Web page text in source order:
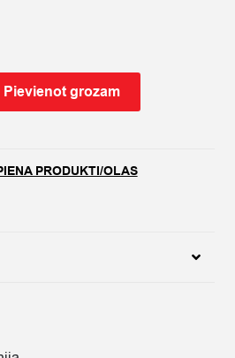
Pievienot grozam
PRODUKTI/OLAS